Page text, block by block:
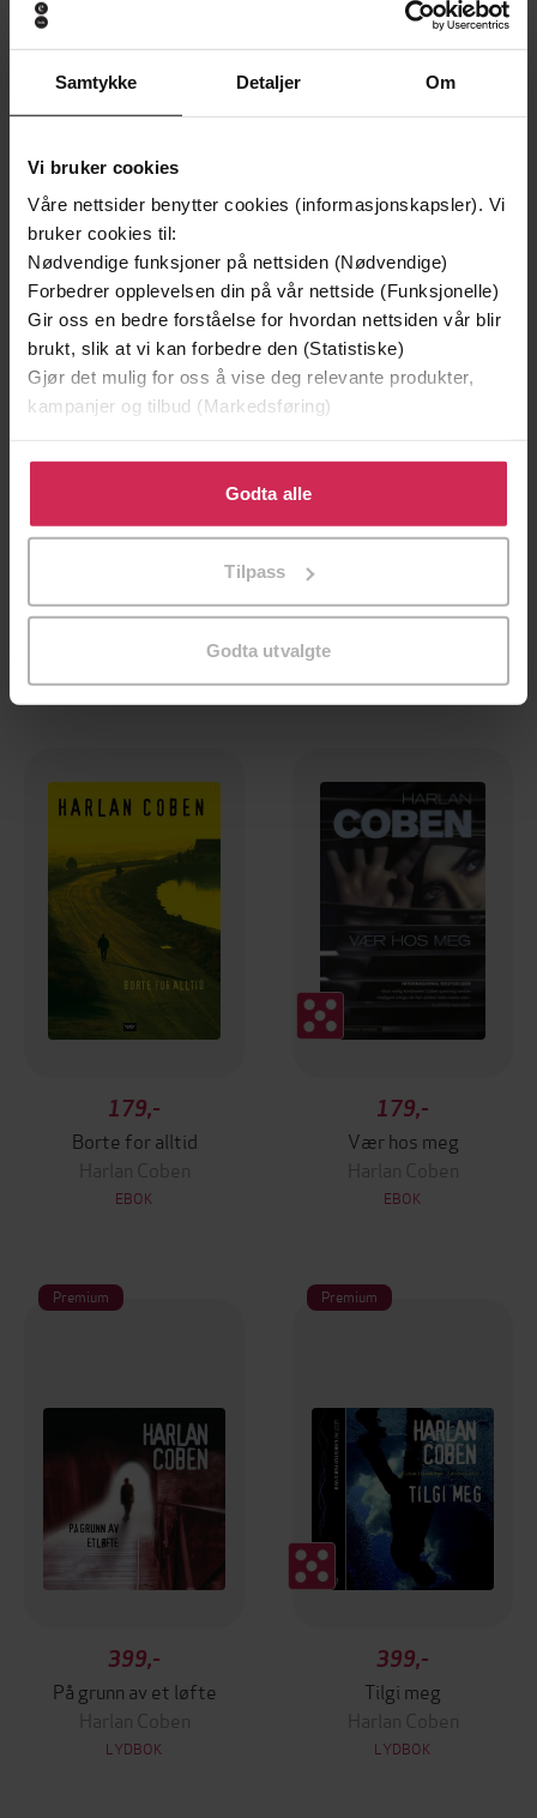
Samtykke Detaljer Om
Vi bruker cookies
Våre nettsider benytter cookies (informasjonskapsler). Vi
bruker cookies til:
Nødvendige funksjoner på nettsiden (Nødvendige)
Forbedrer opplevelsen din på vår nettside (Funksjonelle)
Gir oss en bedre forståelse for hvordan nettsiden vår blir
brukt, slik at vi kan forbedre den (Statistiske)
Gjør det mulig for oss å vise deg relevante produkter,
kampanjer og tilbud (Markedsføring)
Klikk på «Godta alle» for å gi oss ditt samtykke til å
bruke cookies for alle disse formålene. Du kan også
tilpasse ditt samtykke til spesifikke formål ved å klikke
Godta alle
Tilpass
Godta utvalgte
249,-
Ringer i vann
Harlan Coben
Jodi Picoult
179,-
Borte for alltid
Harlan Coben
EBOK
179,-
Vær hos meg
Harlan Coben
EBOK
Premium
399,-
På grunn av et løfte
Harlan Coben
LYDBOK
Premium
399,-
Tilgi meg
Harlan Coben
LYDBOK